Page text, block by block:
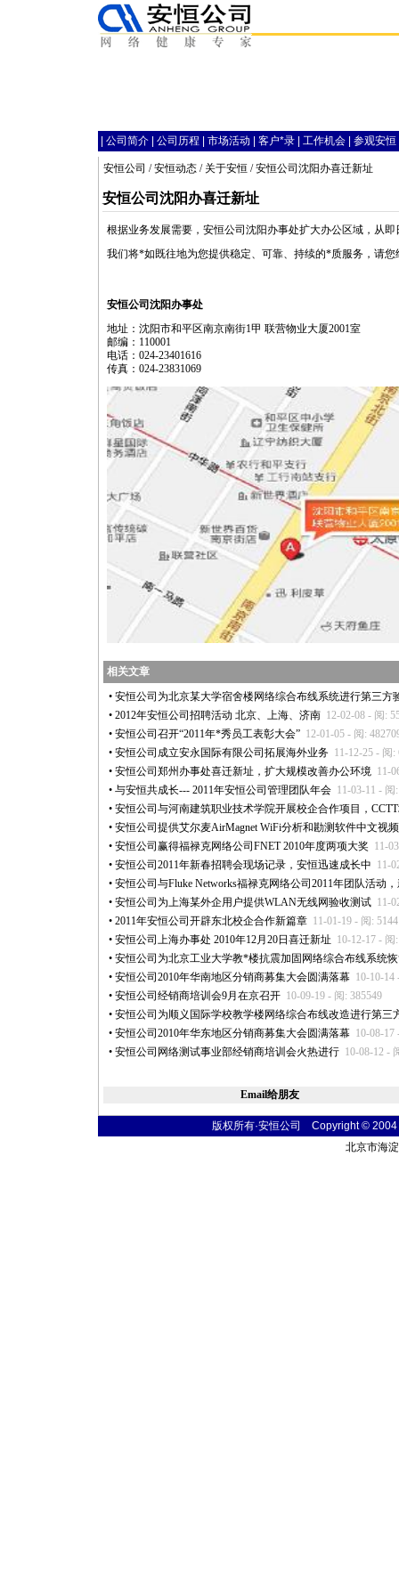
公司简介 公司历程 市场活动 客户*录 工作机会 参观安恒
安恒公司 /安恒动态 / 关于安恒 / 安恒公司沈阳办喜迁新址
安恒公司沈阳办喜迁新址
根据业务发展需要，安恒公司沈阳办事处扩大办公区域，从
我们将*如既往地为您提供稳定、可靠、持续的*质服务，请
安恒公司沈阳办事处
地址：沈阳市和平区南京南街1甲 联营物业大厦2001室
邮编：110001
电话：024-23401616
传真：024-23831069
相关文章
• 安恒公司为北京某大学宿舍楼网络综合布线系统进行第三方
• 2012年安恒公司招聘活动 北京、上海、济南 12-02-08 - 阅:
• 安恒公司召开“2011年*秀员工表彰大会” 12-01-05 - 阅:
• 安恒公司成立安永国际有限公司拓展海外业务 11-12-25 - 阅:
• 安恒公司郑州办事处喜迁新址，扩大规模改善办公环境 11-
• 与安恒共成长--- 2011年安恒公司管理团队年会 11-03-11 - 阅
• 安恒公司与河南建筑职业技术学院开展校企合作项目，
• 安恒公司提供艾尔麦AirMagnet WiFi分析和勘测软件中文视
• 安恒公司赢得福禄克网络公司FNET 2010年度两项大奖 11-
• 安恒公司2011年新春招聘会现场记录，安恒迅速成长中 11-
• 安恒公司与Fluke Networks福禄克网络公司2011年团队活动
• 安恒公司为上海某外企用户提供WLAN无线网验收测试 11-
• 2011年安恒公司开辟东北校企合作新篇章 11-01-19 - 阅:
• 安恒公司上海办事处 2010年12月20日喜迁新址 10-12-17 - 阅
• 安恒公司为北京工业大学教*楼抗震加固网络综合布线系统
• 安恒公司2010年华南地区分销商募集大会圆满落幕 10-10-14
• 安恒公司经销商培训会9月在京召开 10-09-19 - 阅: 385549
• 安恒公司为顺义国际学校教学楼网络综合布线改造进行第三
• 安恒公司2010年华东地区分销商募集大会圆满落幕 10-08-17
• 安恒公司网络测试事业部经销商培训会火热进行 10-08-12 -
Email给朋友
版权所有·安恒公司 Copyright ©
北京市海